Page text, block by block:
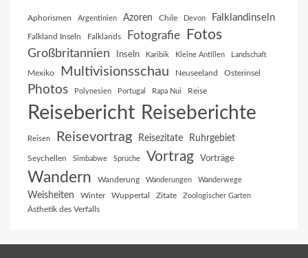
Aphorismen Argentinien Azoren Chile Devon Falklandinseln
Falkland Inseln Falklands Fotografie Fotos
Großbritannien Inseln Karibik Kleine Antillen Landschaft
Mexiko Multivisionsschau Neuseeland Osterinsel
Photos Polynesien Portugal Rapa Nui Reise
Reisebericht Reiseberichte
Reisen Reisevortrag Reisezitate Ruhrgebiet
Seychellen Simbabwe Sprüche Vortrag Vorträge
Wandern Wanderung Wanderungen Wanderwege
Weisheiten Winter Wuppertal Zitate Zoologischer Garten
Ästhetik des Verfalls